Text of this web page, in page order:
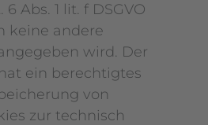
Abs. 1 lit. f DSGVO
keine andere
wird. Der
ein berechtigtes
von
zur technisch